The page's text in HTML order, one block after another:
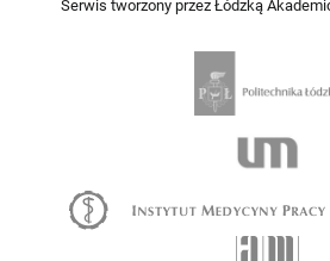
Serwis tworzony przez Łódzką